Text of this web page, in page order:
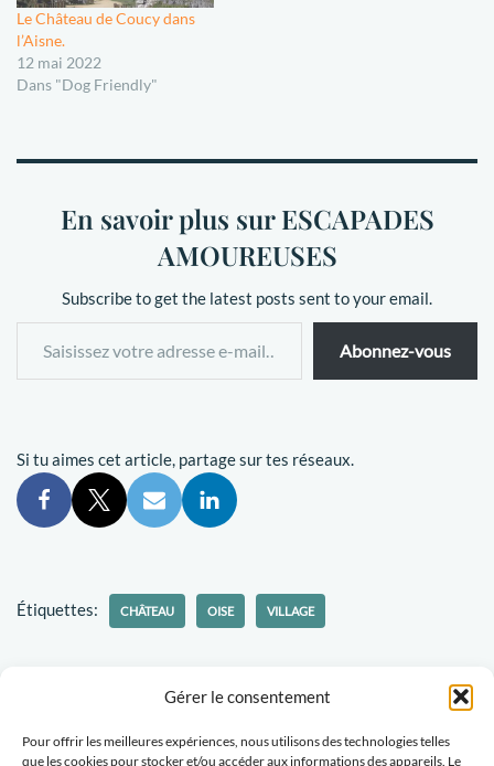
Gérer le consentement
Pour offrir les meilleures expériences, nous utilisons des technologies telles
que les cookies pour stocker et/ou accéder aux informations des appareils. Le
Le Château de Coucy dans
l’Aisne.
12 mai 2022
Dans "Dog Friendly"
En savoir plus sur ESCAPADES
AMOUREUSES
Subscribe to get the latest posts sent to your email.
Abonnez-vous
Si tu aimes cet article, partage sur tes réseaux.
Étiquettes: CHÂTEAU OISE VILLAGE
Politique-confidentialités Travaillons ensemble